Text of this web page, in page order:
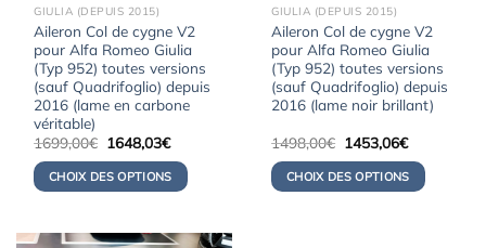
GIULIA (DEPUIS 2015)
Aileron Col de cygne V2
pour Alfa Romeo Giulia
(Typ 952) toutes versions
(sauf Quadrifoglio) depuis
2016 (lame en carbone
véritable)
1699,00€ Le
prix
initial
était :
1699,00€.
1648,03€Le
actuel
est :
1648,03€.
CHOIX DES OPTIONS
GIULIA (DEPUIS 2015)
Aileron Col de cygne V2
pour Alfa Romeo Giulia
(Typ 952) toutes versions
(sauf Quadrifoglio) depuis
2016 (lame noir brillant)
1498,00€ Le
prix
initial
était :
1498,00€.
1453,06€Le
actuel
est :
1453,06€.
CHOIX DES OPTIONS